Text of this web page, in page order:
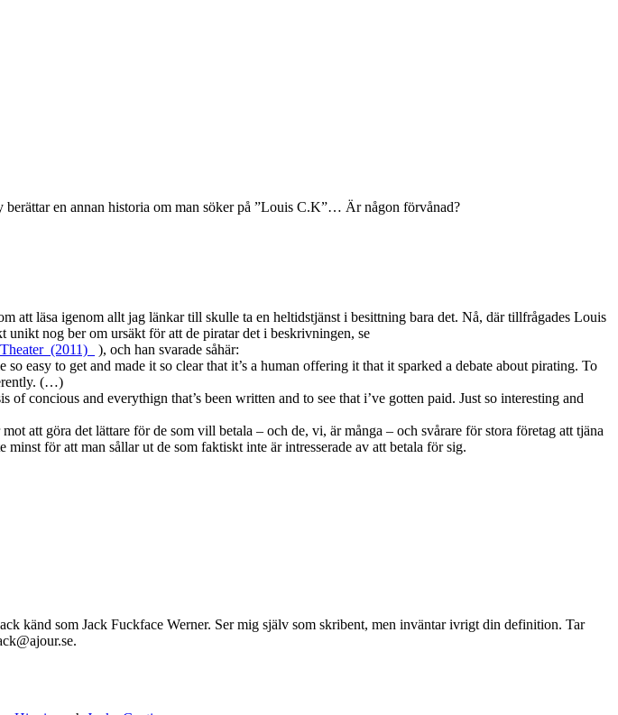
en annan historia om man söker på ”Louis C.K”… Är någon förvånad?
att läsa igenom allt jag länkar till skulle ta en heltidstjänst i besittning bara det. Nå, där tillfrågades Louis
nog ber om ursäkt för att de piratar det i beskrivningen, se
), och han svarade såhär:
easy to get and made it so clear that it’s a human offering it that it sparked a debate about pirating. To
(…)
concious and everythign that’s been written and to see that i’ve gotten paid. Just so interesting and
att göra det lättare för de som vill betala – och de, vi, är många – och svårare för stora företag att tjäna
för att man sållar ut de som faktiskt inte är intresserade av att betala för sig.
känd som Jack Fuckface Werner. Ser mig själv som skribent, men inväntar ivrigt din definition. Tar